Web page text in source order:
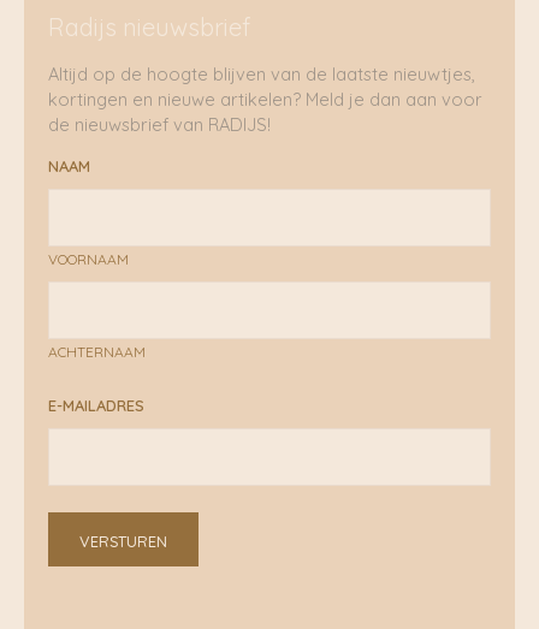
Radijs nieuwsbrief
Altijd op de hoogte blijven van de laatste nieuwtjes,
kortingen en nieuwe artikelen? Meld je dan aan voor
de nieuwsbrief van RADIJS!
NAAM
VOORNAAM
ACHTERNAAM
E-MAILADRES
VERSTUREN